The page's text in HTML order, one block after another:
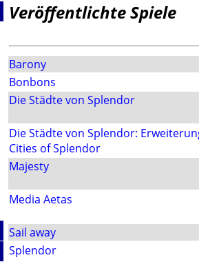
Veröffentlichte Spiele
Barony
Bonbons
Die Städte von Splendor
Die Städte von Splendor:
Cities of Splendor
Majesty
Media Aetas
Sail away
Splendor